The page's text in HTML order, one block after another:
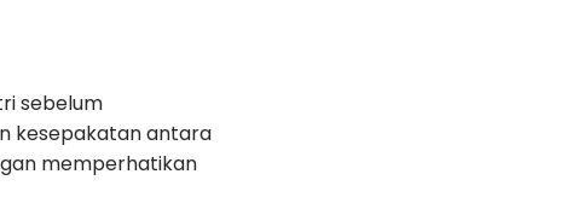
sebelum
kesepakatan antara
memperhatikan